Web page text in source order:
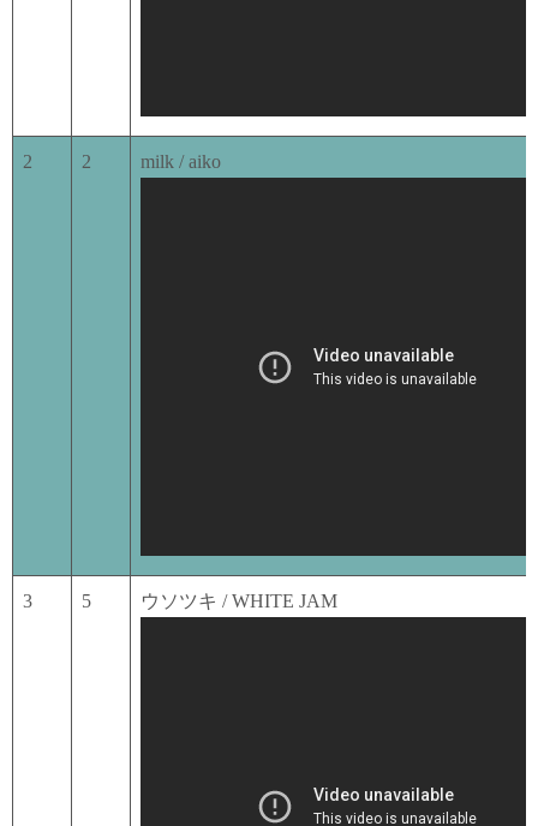
2 2 milk / aiko
3 5 ウソツキ / WHITE JAM